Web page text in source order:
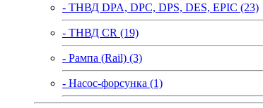
- ТНВД DPA, DPC, DPS, DES, EPIC (23)
- ТНВД CR (19)
- Рампа (Rail) (3)
- Насос-форсунка (1)